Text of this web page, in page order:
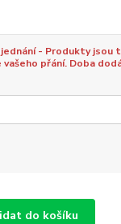
- Produkty jsou
přání. Doba
do košíku